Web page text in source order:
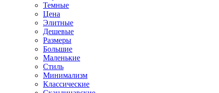
Темные
Цена
Элитные
Дешевые
Размеры
Большие
Маленькие
Стиль
Минимализм
Классические